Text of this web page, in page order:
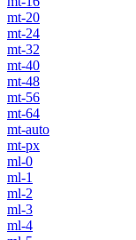
mt-20
mt-24
mt-32
mt-40
mt-48
mt-56
mt-64
mt-auto
mt-px
ml-0
ml-1
ml-2
ml-3
ml-4